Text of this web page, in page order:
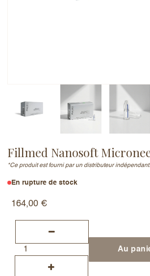
Fillmed Nanosoft
*Ce produit est fourni par un distributeur
En rupture de stock
164,00 €
Au
Ajouter un avis
J’accepte les